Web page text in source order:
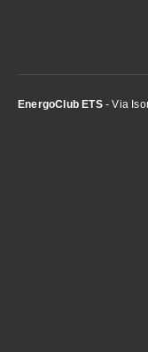
EnergoClub ETS- Via